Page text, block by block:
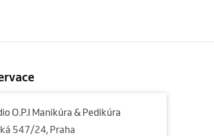
O.P.I Manikúra & Pedikúra
547/24, Praha